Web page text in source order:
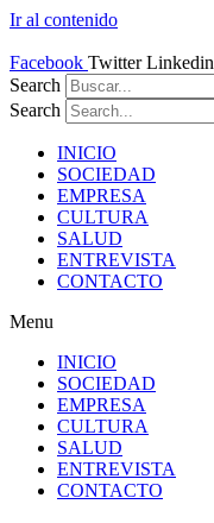
Ir al contenido
Facebook Twitter Linkedin
Search
Search
INICIO
SOCIEDAD
EMPRESA
CULTURA
SALUD
ENTREVISTA
CONTACTO
Menu
INICIO
SOCIEDAD
EMPRESA
CULTURA
SALUD
ENTREVISTA
CONTACTO